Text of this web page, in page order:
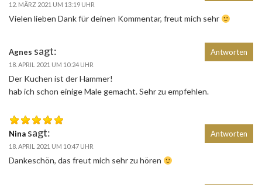
12. MÄRZ 2021 UM 13:19 UHR
Vielen lieben Dank für deinen Kommentar, freut mich sehr
Agnes sagt:
18. APRIL 2021 UM 10:24 UHR
Der Kuchen ist der Hammer!
hab ich schon einige Male gemacht. Sehr zu empfehlen.
Antworten
Nina sagt:
18. APRIL 2021 UM 10:47 UHR
Dankeschön, das freut mich sehr zu hören
Antworten